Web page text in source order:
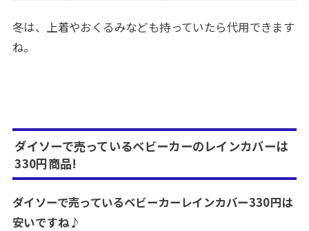
冬は、上着やおくるみなども持っていたら代用できます
ね。
ダイソーで売っているベビーカーのレインカバーは
330円商品!
ダイソーで売っているベビーカーレインカバー330円は
安いですね♪